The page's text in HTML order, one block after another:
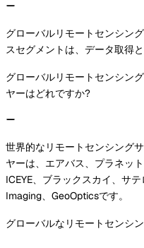
グローバルリモートセンシン
スセグメントは、データ取得
グローバルリモートセンシン
ヤーはどれですか?
世界的なリモートセンシング
ヤーは、エアバス、プラネッ
ICEYE、ブラックスカイ、サ
Imaging、GeoOpticsです。
グローバルなリモートセンシ